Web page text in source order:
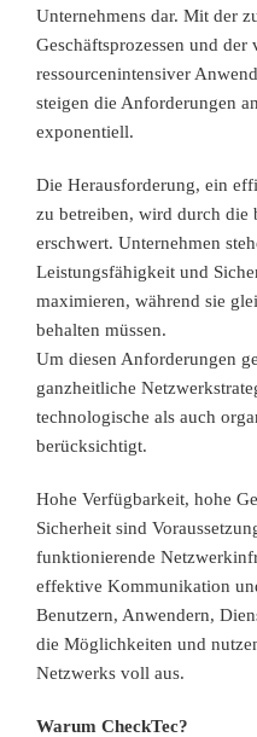
Unternehmens dar. Mit der
Geschäftsprozessen und der
ressourcenintensiver
steigen die Anforderungen
exponentiell.
Die Herausforderung, ein
zu betreiben, wird durch die
erschwert. Unternehmen
Leistungsfähigkeit und
maximieren, während sie
behalten müssen.
Um diesen Anforderungen
ganzheitliche
technologische als auch
berücksichtigt.
Hohe Verfügbarkeit, hohe
Sicherheit sind
funktionierende
effektive Kommunikation
Benutzern, Anwendern,
die Möglichkeiten und
Netzwerks voll aus.
Warum CheckTec?